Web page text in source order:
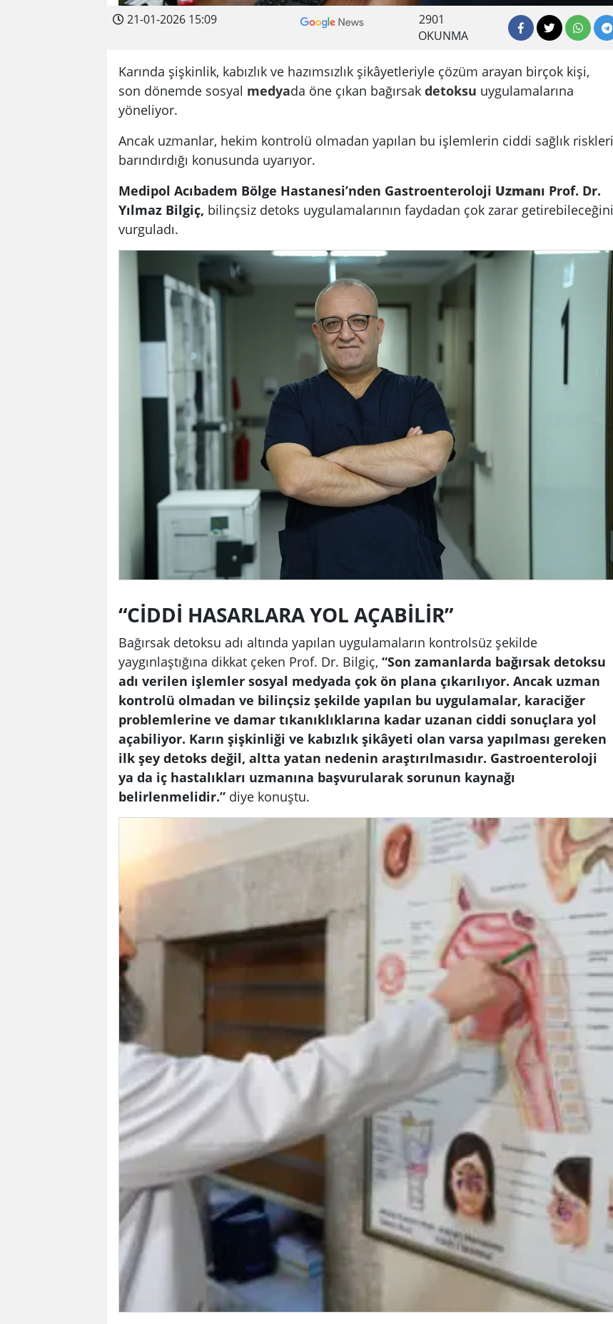
21-01-2026 15:09
2901
OKUNMA
Karında şişkinlik, kabızlık ve hazımsızlık şikâyetleriyle çözüm arayan birçok kişi,
son dönemde sosyal medyada öne çıkan bağırsak detoksu uygulamalarına
yöneliyor.
Ancak uzmanlar, hekim kontrolü olmadan yapılan bu işlemlerin ciddi sağlık riskleri
barındırdığı konusunda uyarıyor.
Medipol Acıbadem Bölge Hastanesi’nden Gastroenteroloji Uzmanı Prof. Dr.
Yılmaz Bilgiç, bilinçsiz detoks uygulamalarının faydadan çok zarar getirebileceğini
vurguladı.
“CİDDİ HASARLARA YOL AÇABİLİR”
Bağırsak detoksu adı altında yapılan uygulamaların kontrolsüz şekilde
yaygınlaştığına dikkat çeken Prof. Dr. Bilgiç, “Son zamanlarda bağırsak detoksu
adı verilen işlemler sosyal medyada çok ön plana çıkarılıyor. Ancak uzman
kontrolü olmadan ve bilinçsiz şekilde yapılan bu uygulamalar, karaciğer
problemlerine ve damar tıkanıklıklarına kadar uzanan ciddi sonuçlara yol
açabiliyor. Karın şişkinliği ve kabızlık şikâyeti olan varsa yapılması gereken
ilk şey detoks değil, altta yatan nedenin araştırılmasıdır. Gastroenteroloji
ya da iç hastalıkları uzmanına başvurularak sorunun kaynağı
belirlenmelidir.” diye konuştu.